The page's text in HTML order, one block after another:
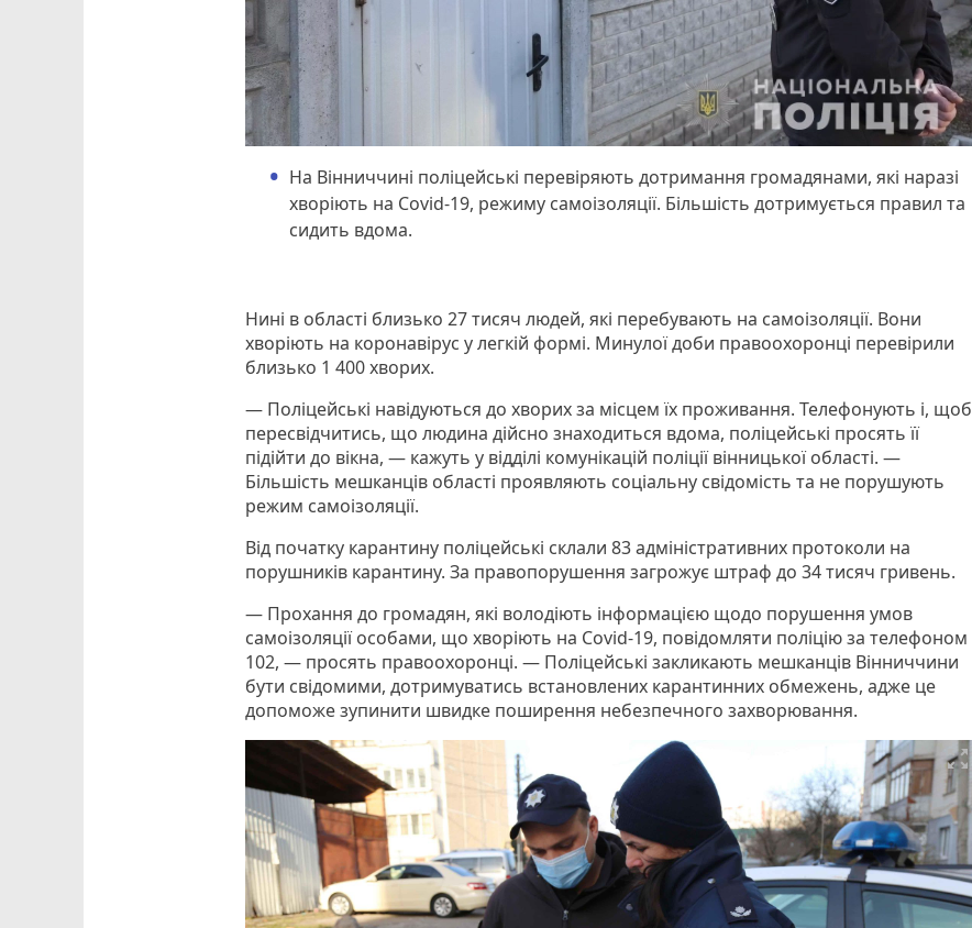
На Вінниччині поліцейські перевіряють дотримання громадянами, які наразі
хворіють на Covid-19, режиму самоізоляції. Більшість дотримується правил та
сидить вдома.
Нині в області близько 27 тисяч людей, які перебувають на самоізоляції. Вони
хворіють на коронавірус у легкій формі. Минулої доби правоохоронці перевірили
близько 1 400 хворих.
— Поліцейські навідуються до хворих за місцем їх проживання. Телефонують і, щоб
пересвідчитись, що людина дійсно знаходиться вдома, поліцейські просять її
підійти до вікна, — кажуть у відділі комунікацій поліції вінницької області. —
Більшість мешканців області проявляють соціальну свідомість та не порушують
режим самоізоляції.
Від початку карантину поліцейські склали 83 адміністративних протоколи на
порушників карантину. За правопорушення загрожує штраф до 34 тисяч гривень.
— Прохання до громадян, які володіють інформацією щодо порушення умов
самоізоляції особами, що хворіють на Covid-19, повідомляти поліцію за телефоном
102, — просять правоохоронці. — Поліцейські закликають мешканців Вінниччини
бути свідомими, дотримуватись встановлених карантинних обмежень, адже це
допоможе зупинити швидке поширення небезпечного захворювання.
